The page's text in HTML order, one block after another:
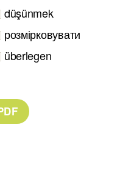
düşünmek
розмірковувати
überlegen